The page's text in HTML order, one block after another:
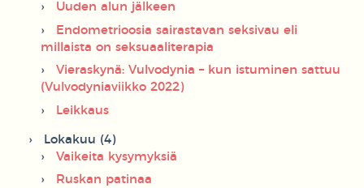
Uuden alun jälkeen
Endometrioosia sairastavan seksivau eli
millaista on seksuaaliterapia
Vieraskynä: Vulvodynia – kun istuminen sattuu
(Vulvodyniaviikko 2022)
Leikkaus
Lokakuu (4)
Vaikeita kysymyksiä
Ruskan patinaa